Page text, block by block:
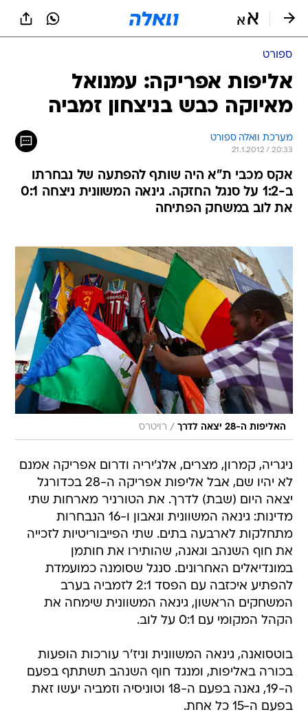
ספורט
אליפות אפריקה: עמנואל
מאיוקה כבש בניצחון זמביה
מערכת וואלה ספורט
21.1.2012 / 20:33
אקס מכבי ת"א היה שותף להפתעה של נבחרתו
ב-1:2 על סנגל החזקה. גינאה המשוונית ניצחה 0:1
את לוב במשחק הפתיחה
האליפות ה-28 יצאה לדרך / רויטרס
ניגריה, קמרון, מצרים, אלג'יריה ודרום אפריקה אמנם
לא יהיו שם, אבל אליפות אפריקה ה-28 בכדורגל
יצאה היום (שבת) לדרך. את הטורניר מארחות שתי
מדינות: גינאה המשוונית וגאבון ו-16 הנבחרות
מתחלקות לארבעה בתים. שתי הפייבוריטיות לזכייה
את חוף השנהב וגאנה, שהותירו את חותמן
במונדיאלים האחרונים. סנגל שסומנה כמועמדת
להפתיע איכזבה עם הפסד 2:1 לזמביה בערב
המשחקים הראשון, גינאה המשוונית שימחה את
הקהל המקומי עם 0:1 על לוב.
בוטסואנה, גינאה המשוונית וניז'ר עורכות הופעות
בכורה באליפות, ומנגד חוף השנהב תשתתף בפעם
ה-19, גאנה בפעם ה-18 וטוניסיה וזמביה יעשו זאת
בפעם ה-15 כל אחת.